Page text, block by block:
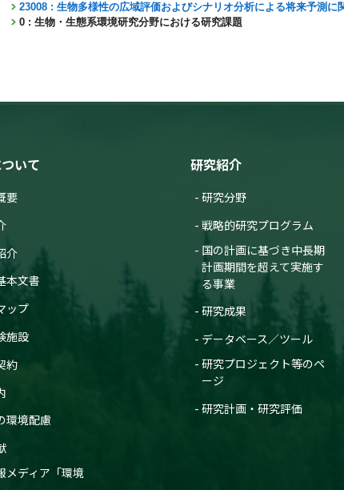
23008 : 生物多様性の広域評価およびシナリオ分析による将来予測に
0 : 生物・生態系環境研究分野における研究課題
いて
要
介
本文書
ップ
施設
約
環境配慮
メディア「環境
研究紹介
研究分野
戦略的研究プログラム
国の計画に基づき中長期
計画期間を超えて実施す
る事業
研究成果
データベース／ツール
研究プロジェクト等のペ
ージ
研究計画・研究評価